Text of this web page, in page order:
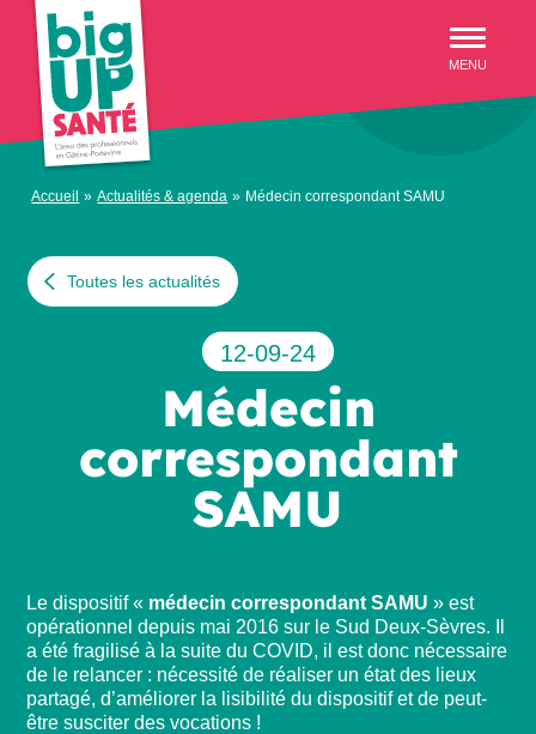
MENU
Accueil » Actualités & agenda » Médecin correspondant SAMU
Toutes les actualités
12-09-24
Médecin
correspondant
SAMU
Le dispositif « médecin correspondant SAMU » est
opérationnel depuis mai 2016 sur le Sud Deux-Sèvres. Il
a été fragilisé à la suite du COVID, il est donc nécessaire
de le relancer : nécessité de réaliser un état des lieux
partagé, d’améliorer la lisibilité du dispositif et de peut-
être susciter des vocations !